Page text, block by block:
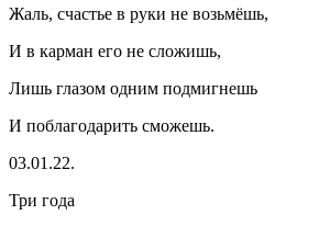
Жаль, счастье в руки не возьмёшь,
И в карман его не сложишь,
Лишь глазом одним подмигнешь
И поблагодарить сможешь.
03.01.22.
Три года